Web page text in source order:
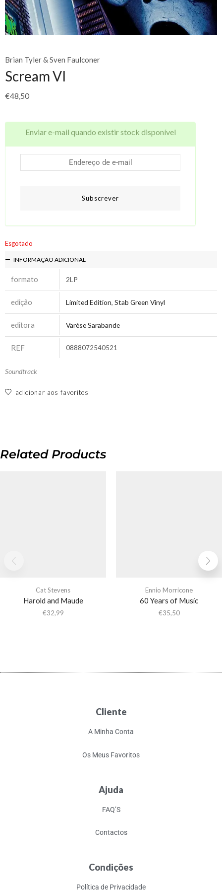
Brian Tyler & Sven Faulconer
Scream VI
€48,50
Enviar e-mail quando existir stock disponível
Subscrever
Esgotado
INFORMAÇÃO ADICIONAL
formato 2LP
edição Limited Edition, Stab Green Vinyl
editora Varèse Sarabande
REF 0888072540521
Soundtrack
adicionar aos favoritos
Related Products
Cat Stevens
Harold and Maude
€32,99
Ennio Morricone
60 Years of Music
€35,50
Cliente
A Minha Conta
Os Meus Favoritos
Ajuda
FAQ’S
Contactos
Condições
Política de Privacidade